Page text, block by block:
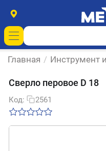
Главная / Инструмент
Сверло перовое D 18
Код: 2561